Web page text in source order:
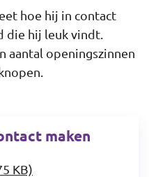
hoe hij in contact
die hij leuk vindt.
aantal openingszinnen
maken
KB)